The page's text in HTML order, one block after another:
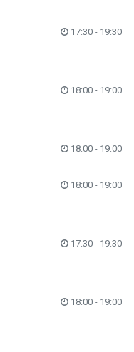
17:30 - 19:30
18:00 - 19:00
18:00 - 19:00
18:00 - 19:00
17:30 - 19:30
18:00 - 19:00